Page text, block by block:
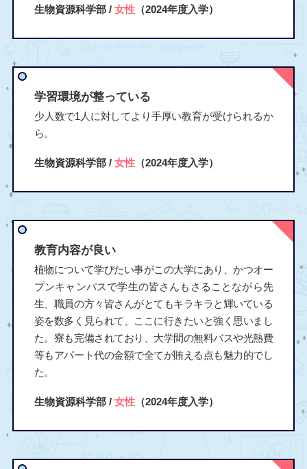
生物資源科学部 / 女性（2024年度入学）
学習環境が整っている
少人数で1人に対してより手厚い教育が受けられるか
ら。
生物資源科学部 / 女性（2024年度入学）
教育内容が良い
植物について学びたい事がこの大学にあり、かつオー
プンキャンパスで学生の皆さんもさることながら先
生、職員の方々皆さんがとてもキラキラと輝いている
姿を数多く見られて、ここに行きたいと強く思いまし
た。寮も完備されており、大学間の無料バスや光熱費
等もアパート代の金額で全てが賄える点も魅力的でし
た。
生物資源科学部 / 女性（2024年度入学）